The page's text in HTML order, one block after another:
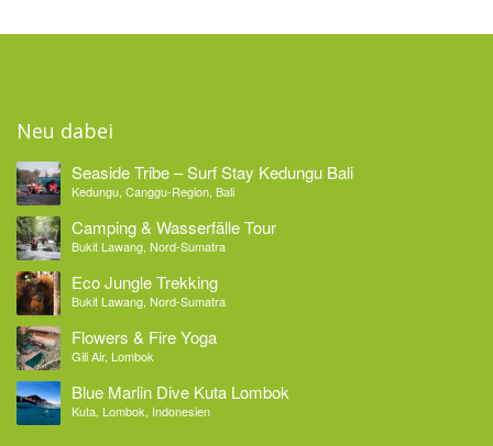
Neu dabei
Seaside Tribe – Surf Stay Kedungu Bali
Kedungu, Canggu-Region, Bali
Camping & Wasserfälle Tour
Bukit Lawang, Nord-Sumatra
Eco Jungle Trekking
Bukit Lawang, Nord-Sumatra
Flowers & Fire Yoga
Gili Air, Lombok
Blue Marlin Dive Kuta Lombok
Kuta, Lombok, Indonesien